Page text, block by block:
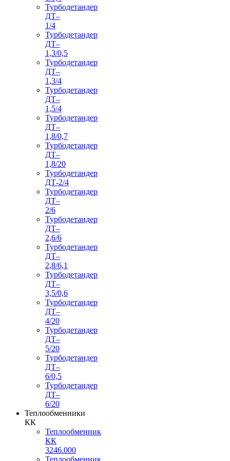
Турбодетандер
ДТ–
1/4
Турбодетандер
ДТ–
1,3/0,5
Турбодетандер
ДТ–
1,3/4
Турбодетандер
ДТ–
1,5/4
Турбодетандер
ДТ–
1,8/0,7
Турбодетандер
ДТ–
1,8/20
Турбодетандер
ДТ-2/4
Турбодетандер
ДТ–
2/6
Турбодетандер
ДТ–
2,6/6
Турбодетандер
ДТ–
2,8/6,1
Турбодетандер
ДТ–
3,5/0,6
Турбодетандер
ДТ–
4/20
Турбодетандер
ДТ–
5/20
Турбодетандер
ДТ–
6/0,5
Турбодетандер
ДТ–
6/20
Теплообменники
КК
Теплообменник
КК
3246.000
Теплообменник